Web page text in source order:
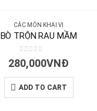
CÁC MÓN KHAI VỊ
BÒ TRỘN RAU MẦM
0out of 5
280,000VNĐ
ADD TO CART